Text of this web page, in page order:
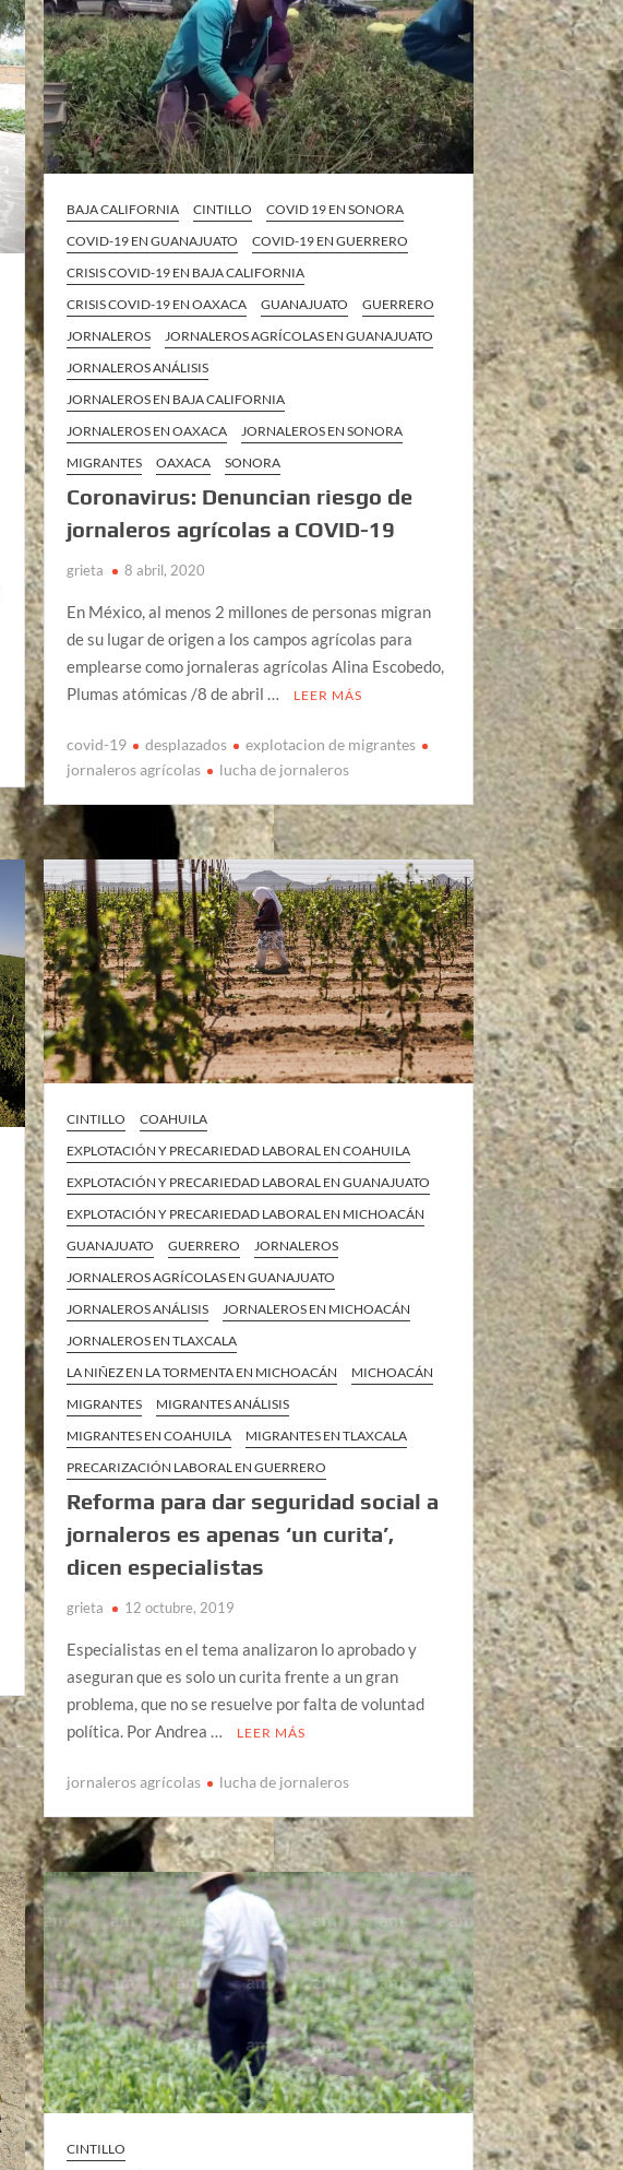
BAJA CALIFORNIA CINTILLO
COVID 19 EN SONORA
COVID-19 EN GUANAJUATO
COVID-19 EN GUERRERO
CRISIS COVID-19 EN BAJA CALIFORNIA
CRISIS COVID-19 EN OAXACA
GUANAJUATO
GUERRERO
JORNALEROS
JORNALEROS AGRÍCOLAS EN GUANAJUATO
JORNALEROS ANÁLISIS
JORNALEROS EN BAJA CALIFORNIA
JORNALEROS EN OAXACA
JORNALEROS EN SONORA
MIGRANTES
OAXACA SONORA
Coronavirus: Denuncian riesgo de
jornaleros agrícolas a COVID-19
grieta 8 abril, 2020
En México, al menos 2 millones de personas migran
de su lugar de origen a los campos agrícolas para
emplearse como jornaleras agrícolas Alina Escobedo,
Plumas atómicas /8 de abril …
LEER MÁS
covid-19 desplazados
explotacion de migrantes
jornaleros agrícolas
lucha de jornaleros
CINTILLO
COAHUILA
EXPLOTACIÓN Y PRECARIEDAD LABORAL EN COAHUILA
EXPLOTACIÓN Y PRECARIEDAD LABORAL EN GUANAJUATO
EXPLOTACIÓN Y PRECARIEDAD LABORAL EN MICHOACÁN
GUANAJUATO
GUERRERO
JORNALEROS
JORNALEROS AGRÍCOLAS EN GUANAJUATO
JORNALEROS ANÁLISIS
JORNALEROS EN MICHOACÁN
JORNALEROS EN TLAXCALA
LA NIÑEZ EN LA TORMENTA EN MICHOACÁN
MICHOACÁN
MIGRANTES
MIGRANTES ANÁLISIS
MIGRANTES EN COAHUILA
MIGRANTES EN TLAXCALA
PRECARIZACIÓN LABORAL EN GUERRERO
Reforma para dar seguridad social a
jornaleros es apenas ‘un curita’,
dicen especialistas
grieta 12 octubre, 2019
Especialistas en el tema analizaron lo aprobado y
aseguran que es solo un curita frente a un gran
problema, que no se resuelve por falta de voluntad
política. Por Andrea …
LEER MÁS
jornaleros agrícolas lucha de jornaleros
CINTILLO